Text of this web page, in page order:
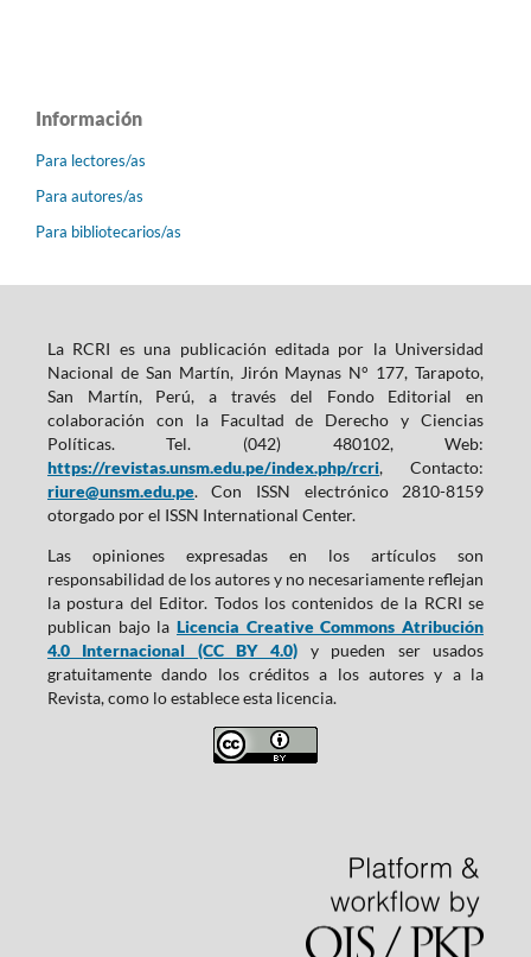
Información
Para lectores/as
Para autores/as
Para bibliotecarios/as
La RCRI es una publicación editada por la Universidad
Nacional de San Martín, Jirón Maynas N° 177, Tarapoto,
San Martín, Perú, a través del Fondo Editorial en
colaboración con la Facultad de Derecho y Ciencias
Políticas. Tel. (042) 480102, Web:
https://revistas.unsm.edu.pe/index.php/rcri, Contacto:
riure@unsm.edu.pe. Con ISSN electrónico 2810-8159
otorgado por el ISSN International Center.
Las opiniones expresadas en los artículos son
responsabilidad de los autores y no necesariamente reflejan
la postura del Editor. Todos los contenidos de la RCRI se
publican bajo la Licencia Creative Commons Atribución
4.0 Internacional (CC BY 4.0) y pueden ser usados
gratuitamente dando los créditos a los autores y a la
Revista, como lo establece esta licencia.